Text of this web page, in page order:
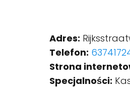
Adres:
Telefon:
Strona
Specjalności: